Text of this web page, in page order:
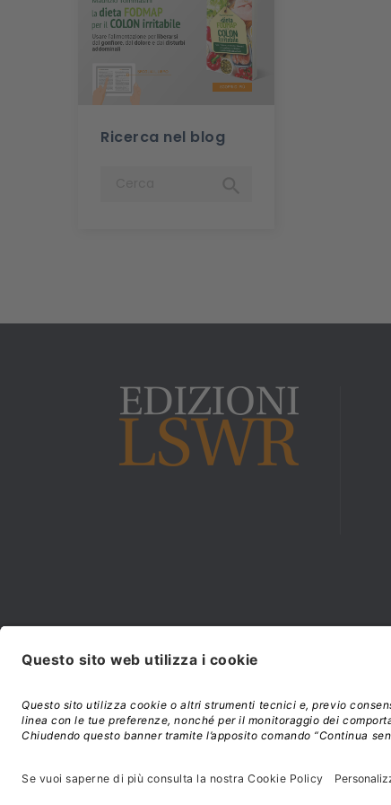
Ricerca nel blog